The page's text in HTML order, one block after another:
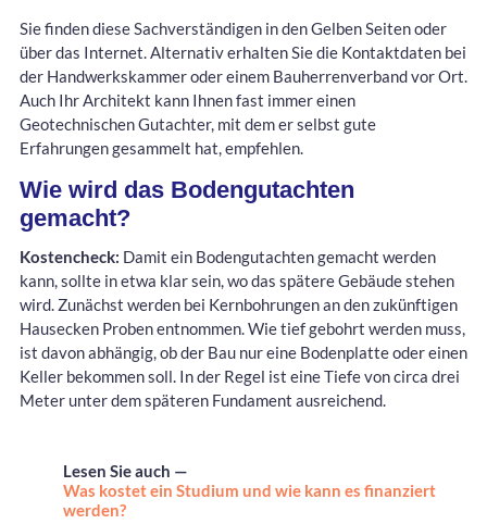
Sie finden diese Sachverständigen in den Gelben Seiten oder
über das Internet. Alternativ erhalten Sie die Kontaktdaten bei
der Handwerkskammer oder einem Bauherrenverband vor Ort.
Auch Ihr Architekt kann Ihnen fast immer einen
Geotechnischen Gutachter, mit dem er selbst gute
Erfahrungen gesammelt hat, empfehlen.
Wie wird das Bodengutachten
gemacht?
Kostencheck: Damit ein Bodengutachten gemacht werden
kann, sollte in etwa klar sein, wo das spätere Gebäude stehen
wird. Zunächst werden bei Kernbohrungen an den zukünftigen
Hausecken Proben entnommen. Wie tief gebohrt werden muss,
ist davon abhängig, ob der Bau nur eine Bodenplatte oder einen
Keller bekommen soll. In der Regel ist eine Tiefe von circa drei
Meter unter dem späteren Fundament ausreichend.
Lesen Sie auch —
Was kostet ein Studium und wie kann es finanziert
werden?